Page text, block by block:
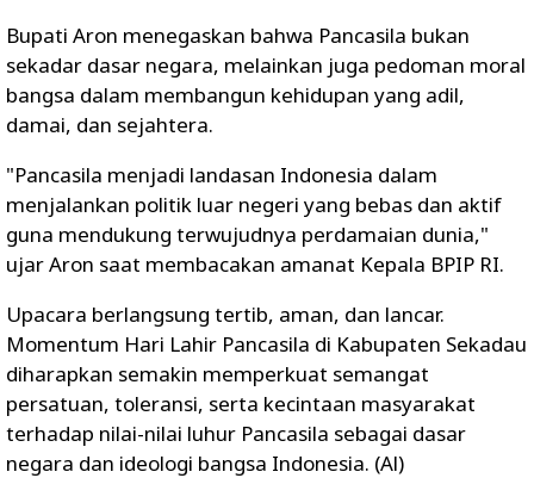
Bupati Aron menegaskan bahwa Pancasila bukan
sekadar dasar negara, melainkan juga pedoman moral
bangsa dalam membangun kehidupan yang adil,
damai, dan sejahtera.
"Pancasila menjadi landasan Indonesia dalam
menjalankan politik luar negeri yang bebas dan aktif
guna mendukung terwujudnya perdamaian dunia,"
ujar Aron saat membacakan amanat Kepala BPIP RI.
Upacara berlangsung tertib, aman, dan lancar.
Momentum Hari Lahir Pancasila di Kabupaten Sekadau
diharapkan semakin memperkuat semangat
persatuan, toleransi, serta kecintaan masyarakat
terhadap nilai-nilai luhur Pancasila sebagai dasar
negara dan ideologi bangsa Indonesia. (Al)